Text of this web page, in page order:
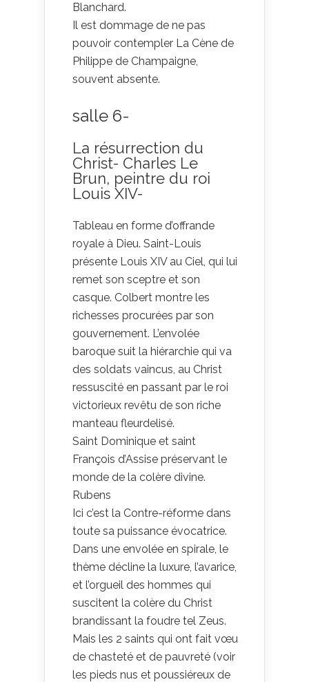
Blanchard.
Il est dommage de ne pas
pouvoir contempler La Cène de
Philippe de Champaigne,
souvent absente.
salle 6-
La résurrection du
Christ- Charles Le
Brun, peintre du roi
Louis XIV-
Tableau en forme d’offrande
royale à Dieu. Saint-Louis
présente Louis XIV au Ciel, qui lui
remet son sceptre et son
casque. Colbert montre les
richesses procurées par son
gouvernement. L’envolée
baroque suit la hiérarchie qui va
des soldats vaincus, au Christ
ressuscité en passant par le roi
victorieux revêtu de son riche
manteau fleurdelisé.
Saint Dominique et saint
François d’Assise préservant le
monde de la colère divine.
Rubens
Ici c’est la Contre-réforme dans
toute sa puissance évocatrice.
Dans une envolée en spirale, le
thème décline la luxure, l’avarice,
et l’orgueil des hommes qui
suscitent la colère du Christ
brandissant la foudre tel Zeus.
Mais les 2 saints qui ont fait vœu
de chasteté et de pauvreté (voir
les pieds nus et poussiéreux de